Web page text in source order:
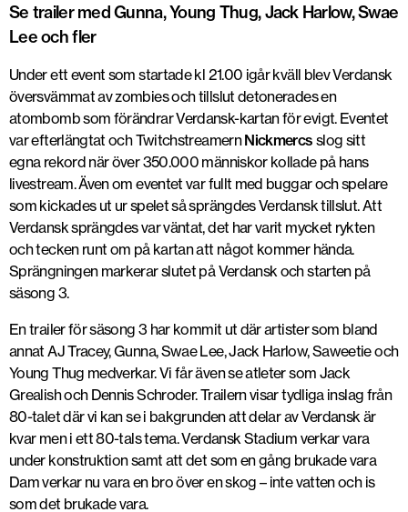
Se trailer med Gunna, Young Thug, Jack Harlow, Swae
Lee och fler
Under ett event som startade kl 21.00 igår kväll blev Verdansk
översvämmat av zombies och tillslut detonerades en
atombomb som förändrar Verdansk-kartan för evigt. Eventet
var efterlängtat och TwitchstreamernNickmercs slog sitt
egna rekord när över 350.000 människor kollade på hans
livestream. Även om eventet var fullt med buggar och spelare
som kickades ut ur spelet så sprängdes Verdansk tillslut. Att
Verdansk sprängdes var väntat, det har varit mycket rykten
och tecken runt om på kartan att något kommer hända.
Sprängningen markerar slutet på Verdansk och starten på
säsong 3.
En trailer för säsong 3 har kommit ut där artister som bland
annat AJ Tracey, Gunna, Swae Lee, Jack Harlow, Saweetie och
Young Thug medverkar. Vi får även se atleter som Jack
Grealish och Dennis Schroder. Trailern visar tydliga inslag från
80-talet där vi kan se i bakgrunden att delar av Verdansk är
kvar men i ett 80-tals tema. Verdansk Stadium verkar vara
under konstruktion samt att det som en gång brukade vara
Dam verkar nu vara en bro över en skog – inte vatten och is
som det brukade vara.